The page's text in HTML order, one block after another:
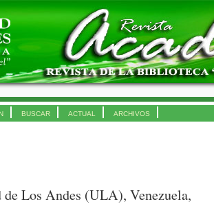
BUSCAR ACTUAL ARCHIVOS
Los Andes (ULA), Venezuela,